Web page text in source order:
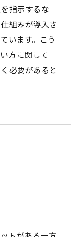
指示するな
組みが導入さ
います。こう
方に関して
必要があると